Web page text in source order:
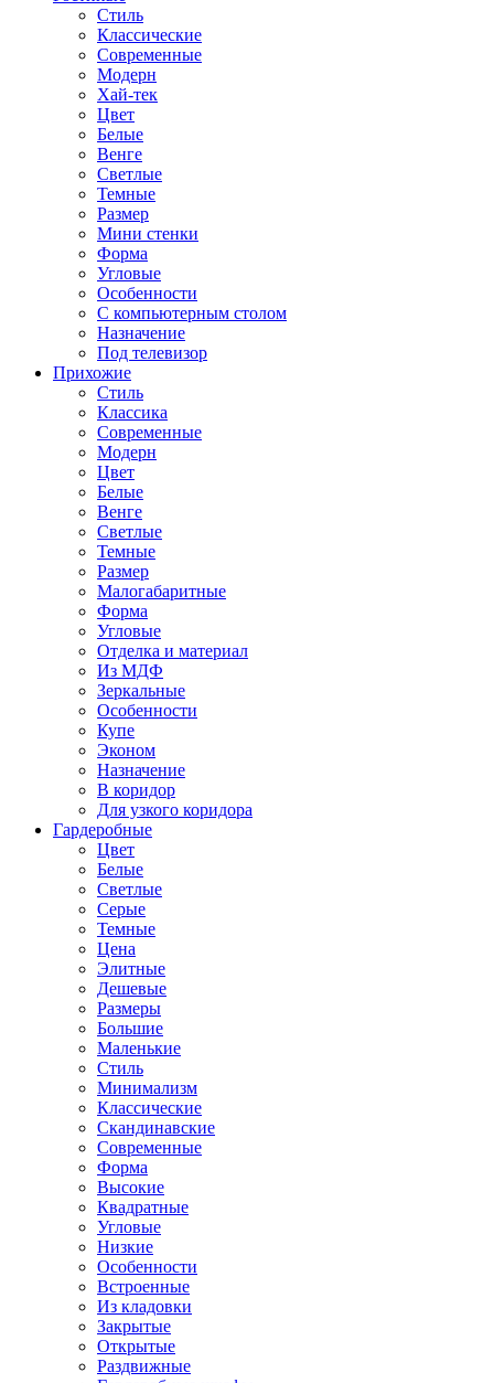
Стиль
Классические
Современные
Модерн
Хай-тек
Цвет
Белые
Венге
Светлые
Темные
Размер
Мини стенки
Форма
Угловые
Особенности
С компьютерным столом
Назначение
Под телевизор
Прихожие
Стиль
Классика
Современные
Модерн
Цвет
Белые
Венге
Светлые
Темные
Размер
Малогабаритные
Форма
Угловые
Отделка и материал
Из МДФ
Зеркальные
Особенности
Купе
Эконом
Назначение
В коридор
Для узкого коридора
Гардеробные
Цвет
Белые
Светлые
Серые
Темные
Цена
Элитные
Дешевые
Размеры
Большие
Маленькие
Стиль
Минимализм
Классические
Скандинавские
Современные
Форма
Высокие
Квадратные
Угловые
Низкие
Особенности
Встроенные
Из кладовки
Закрытые
Открытые
Раздвижные